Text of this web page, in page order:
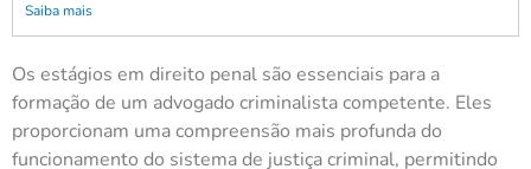
Saiba mais
Os estágios em direito penal são essenciais para a
formação de um advogado criminalista competente. Eles
proporcionam uma compreensão mais profunda do
funcionamento do sistema de justiça criminal, permitindo